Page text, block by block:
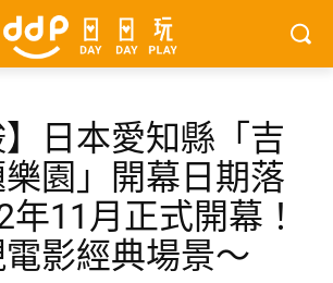
】日本愛知縣「吉
樂園」開幕日期落
11月正式開幕！
影經典場景～